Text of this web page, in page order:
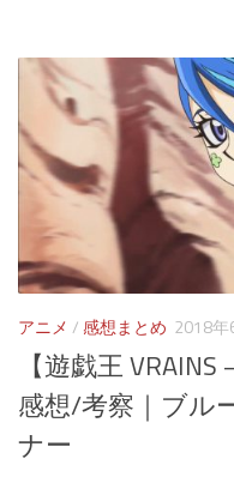
アニメ /感想まとめ 2018年
【遊戯王
感想/考察｜ブル
ナー